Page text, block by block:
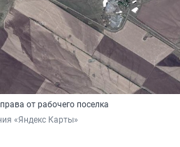
от рабочего поселка
«Яндекс Карты»